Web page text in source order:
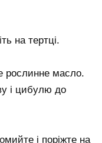
на тертці.
рослинне масло.
і цибулю до
і поріжте на